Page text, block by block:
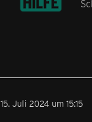
15. Juli 2024 um 15:15